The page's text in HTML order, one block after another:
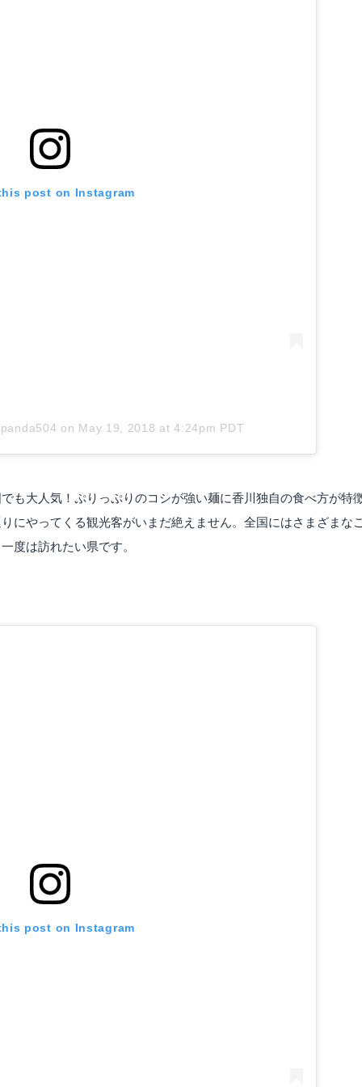
post on Instagram
on May 19, 2018 at 4:24pm PDT
も大人気！ぷりっぷりのコシが強い麺に香川独自の食べ方が特
にやってくる観光客がいまだ絶えません。全国にはさまざまな
度は訪れたい県です。
post on Instagram